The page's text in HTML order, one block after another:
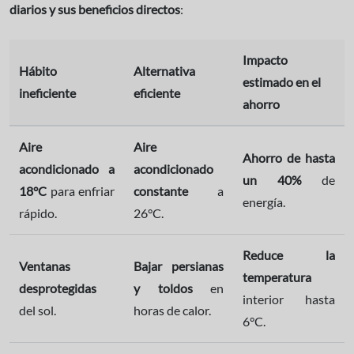
diarios y sus beneficios directos:
Hábito
ineficiente
Alternativa
eficiente
Impacto
estimado en el
ahorro
Aire
acondicionado a
18°C para enfriar
rápido.
Aire
acondicionado
constantea
26°C.
Ahorro de hasta
un 40%de
energía.
Ventanas
desprotegidas
del sol.
Bajar persianas
y toldosen
horas de calor.
Reduce la
temperatura
interior hasta
6°C.